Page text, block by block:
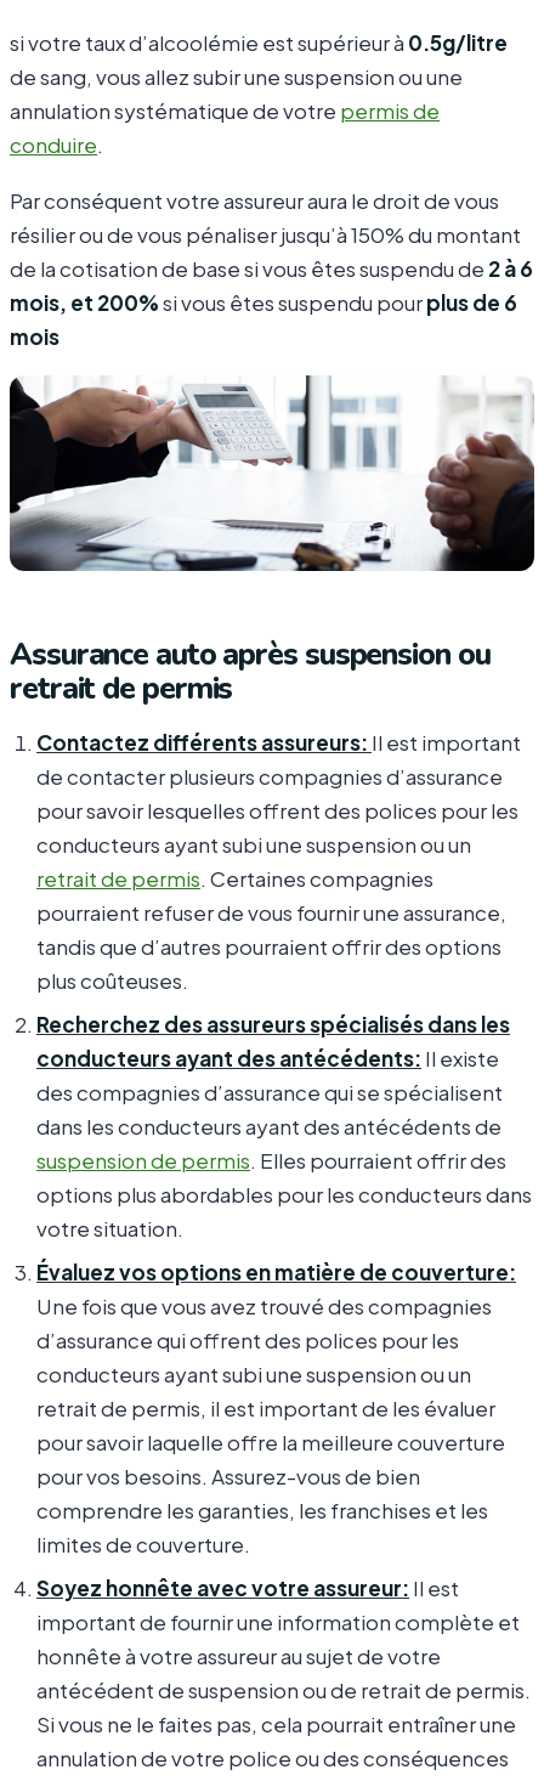
si votre taux d’alcoolémie est supérieur à 0.5g/litre
de sang, vous allez subir une suspension ou une
annulation systématique de votre permis de
conduire.
Par conséquent votre assureur aura le droit de vous
résilier ou de vous pénaliser jusqu’à 150% du montant
de la cotisation de base si vous êtes suspendu de 2 à 6
mois, et 200%si vous êtes suspendu pourplus de 6
mois
Assurance auto après suspension ou
retrait de permis
Contactez différents assureurs: Il est important
de contacter plusieurs compagnies d’assurance
pour savoir lesquelles offrent des polices pour les
conducteurs ayant subi une suspension ou un
retrait de permis. Certaines compagnies
pourraient refuser de vous fournir une assurance,
tandis que d’autres pourraient offrir des options
plus coûteuses.
Recherchez des assureurs spécialisés dans les
conducteurs ayant des antécédents: Il existe
des compagnies d’assurance qui se spécialisent
dans les conducteurs ayant des antécédents de
suspension de permis. Elles pourraient offrir des
options plus abordables pour les conducteurs dans
votre situation.
Évaluez vos options en matière de couverture:
Une fois que vous avez trouvé des compagnies
d’assurance qui offrent des polices pour les
conducteurs ayant subi une suspension ou un
retrait de permis, il est important de les évaluer
pour savoir laquelle offre la meilleure couverture
pour vos besoins. Assurez-vous de bien
comprendre les garanties, les franchises et les
limites de couverture.
Soyez honnête avec votre assureur: Il est
important de fournir une information complète et
honnête à votre assureur au sujet de votre
antécédent de suspension ou de retrait de permis.
Si vous ne le faites pas, cela pourrait entraîner une
annulation de votre police ou des conséquences